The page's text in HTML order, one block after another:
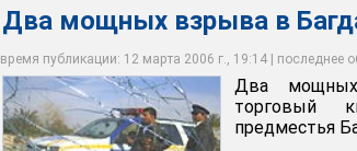
Два мощных взрыва в
время публикации: 12 марта 2006 г., 19:14 | последнее
Два мощных
торговый
предместья